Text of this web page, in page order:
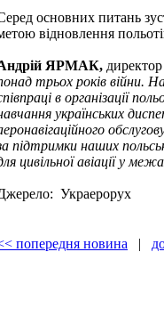
основних питань
відновлення
ЯРМАК,
трьох років війни.
в організації
українських
підтримки наших
цивільної авіації у
Украерорух
попередня новина |